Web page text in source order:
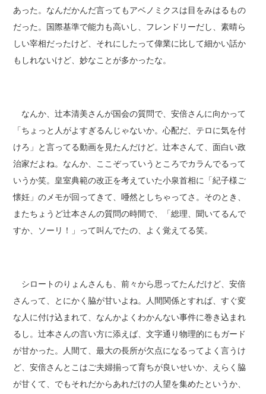
あった。なんだかんだ言ってもアベノミクスは目をみはるもの
だった。国際基準で能力も高いし、フレンドリーだし、素晴ら
しい宰相だったけど、それにしたって偉業に比して細かい話か
もしれないけど、妙なことが多かったな。
なんか、辻本清美さんが国会の質問で、安倍さんに向かって
「ちょっと人がよすぎるんじゃないか。心配だ、テロに気を付
けろ」と言ってる動画を見たんだけど。辻本さんて、面白い政
治家だよね。なんか、ここぞっていうところでカラんでるって
いうか笑。皇室典範の改正を考えていた小泉首相に「紀子様ご
懐妊」のメモが回ってきて、唖然としちゃってさ。そのとき、
またちょうど辻本さんの質問の時間で、「総理、聞いてるんで
すか、ソーリ！」って叫んでたの、よく覚えてる笑。
シロートのりょんさんも、前々から思ってたんだけど、安倍
さんって、とにかく脇が甘いよね。人間関係とすれば、すぐ変
な人に付け込まれて、なんかよくわかんない事件に巻き込まれ
るし。辻本さんの言い方に添えば、文字通り物理的にもガード
が甘かった。人間て、最大の長所が欠点になるってよく言うけ
ど、安倍さんとこはご夫婦揃って育ちが良いせいか、えらく脇
が甘くて、でもそれだからあれだけの人望を集めたというか、